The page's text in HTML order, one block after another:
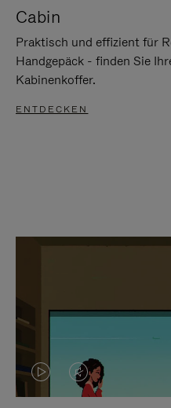
Cabin
Praktisch und effizient für
Handgepäck - finden Sie
Kabinenkoffer.
ENTDECKEN
DASVIDEO